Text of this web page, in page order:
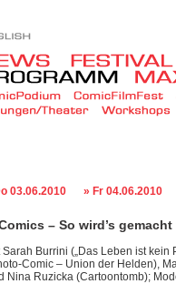
03.06.2010 » Fr 04.06.2010
– So wird’s gemacht
Sarah Burrini („Das Leben ist kein
Comic – Union der Helden),
Nina Ruzicka (Cartoontomb);